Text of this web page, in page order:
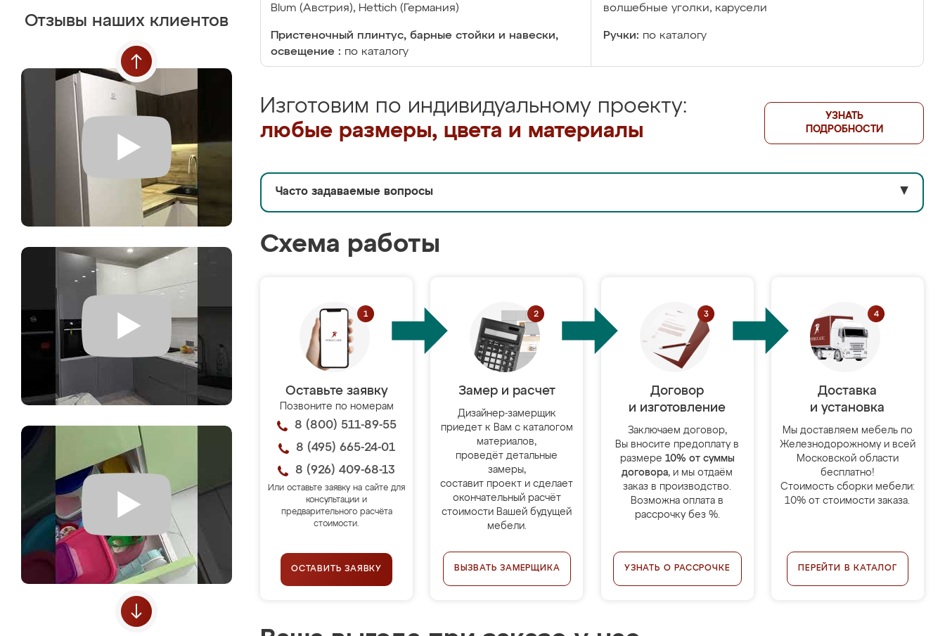
Отзывы наших клиентов
Blum (Австрия), Hettich (Германия)
волшебные уголки, карусели
Пристеночный плинтус, барные стойки и навески,
освещение : по каталогу
Ручки: по каталогу
Изготовим по индивидуальному проекту:
любые размеры, цвета и материалы
УЗНАТЬ
ПОДРОБНОСТИ
Часто задаваемые вопросы ▼
Схема работы
Оставьте заявку
Позвоните по номерам
8 (800) 511-89-55
8 (495) 665-24-01
8 (926) 409-68-13
Или оставьте заявку на сайте для
консультации и
предварительного расчёта
стоимости.
ОСТАВИТЬ ЗАЯВКУ
Замер и расчет
Дизайнер-замерщик
приедет к Вам с каталогом
материалов,
проведёт детальные
замеры,
составит проект и сделает
окончательный расчёт
стоимости Вашей будущей
мебели.
ВЫЗВАТЬ ЗАМЕРЩИКА
Договор
и изготовление
Заключаем договор,
Вы вносите предоплату в
размере 10% от суммы
договора, и мы отдаём
заказ в производство.
Возможна оплата в
рассрочку без %.
УЗНАТЬ О РАССРОЧКЕ
Доставка
и установка
Мы доставляем мебель по
Железнодорожному и всей
Московской области
бесплатно!
Стоимость сборки мебели:
10% от стоимости заказа.
ПЕРЕЙТИ В КАТАЛОГ